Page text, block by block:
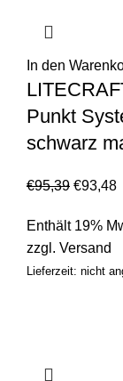
In den
Punkt
schwarz
€95,39 €93,48
Enthält 19%
zzgl. Versand
Lieferzeit: nicht